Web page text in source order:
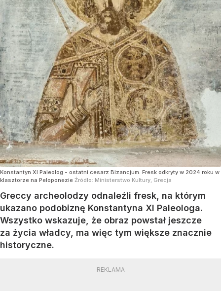
Konstantyn XI Paleolog - ostatni cesarz Bizancjum. Fresk odkryty w 2024 roku w
klasztorze na Peloponezie Źródło: Ministerstwo Kultury, Grecja
Greccy archeolodzy odnaleźli fresk, na którym
ukazano podobiznę Konstantyna XI Paleologa.
Wszystko wskazuje, że obraz powstał jeszcze
za życia władcy, ma więc tym większe znacznie
historyczne.